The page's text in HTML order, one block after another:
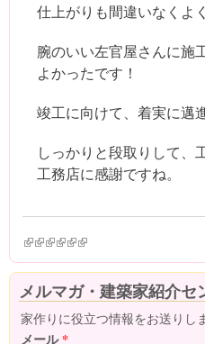
仕上がりも間違いなくよ
腕のいい左官屋さんに施
よかったです！
竣工に向けて、着実に邁進
しっかりと段取りして、
工務店に感謝ですね。
(link is external)
(link is external)
(link is external)
(link is external)
(link is external)
(link is external)
メルマガ・建築家紹介セ
家作りに役立つ情報をお送りし
メール*